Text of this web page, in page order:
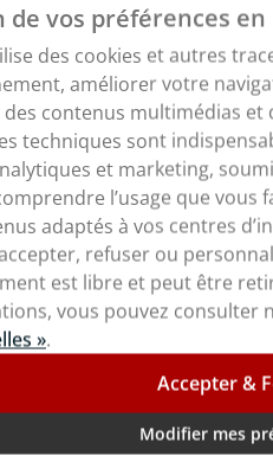
de plafond ou
à vos besoins !
de vos préférences
des cookies et autres
améliorer votre
contenus multimédias et
techniques sont
et marketing,
l’usage que vous
adaptés à vos centres
refuser ou
est libre et peut être
vous pouvez consulter
».
Accepter &
Modifier mes